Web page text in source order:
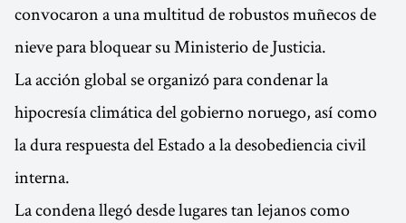
convocaron a una multitud de robustos muñecos de
nieve para bloquear su Ministerio de Justicia.
La acción global se organizó para condenar la
hipocresía climática del gobierno noruego, así como
la dura respuesta del Estado a la desobediencia civil
interna.
La condena llegó desde lugares tan lejanos como